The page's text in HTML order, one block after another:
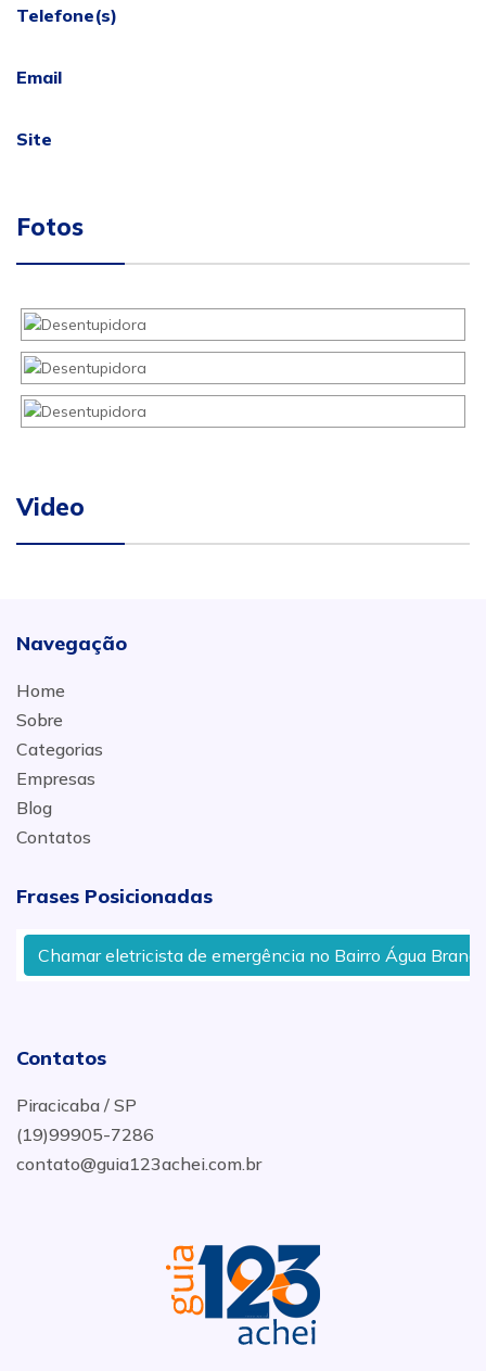
Telefone(s)
Email
Site
Fotos
Video
Navegação
Home
Sobre
Categorias
Empresas
Blog
Contatos
Frases Posicionadas
Chamar eletricista de emergência no Bairro Água Branca
Contatos
Piracicaba / SP
(19)99905-7286
contato@guia123achei.com.br